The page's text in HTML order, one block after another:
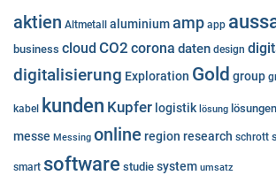
r
i
e
aktien Altmetall aluminiumamp app
business cloud CO2 corona daten design
digitalisierung Exploration Gold group
kabel kunden Kupfer logistik lösung lösungen
messe Messing online region research schrott
smart software studie system umsatz